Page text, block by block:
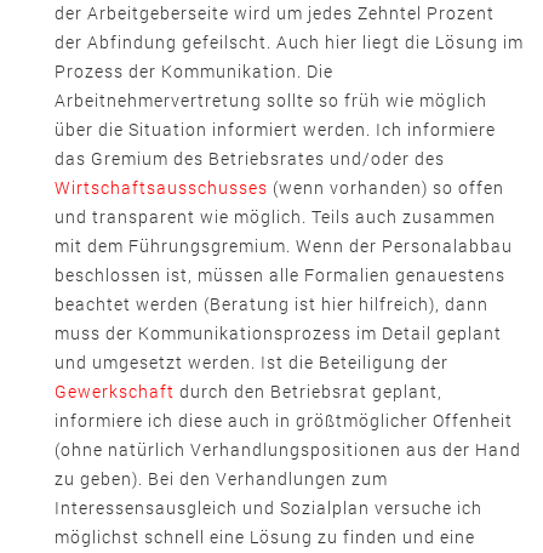
der Arbeitgeberseite wird um jedes Zehntel Prozent
der Abfindung gefeilscht. Auch hier liegt die Lösung im
Prozess der Kommunikation. Die
Arbeitnehmervertretung sollte so früh wie möglich
über die Situation informiert werden. Ich informiere
das Gremium des Betriebsrates und/oder des
Wirtschaftsausschusses (wenn vorhanden) so offen
und transparent wie möglich. Teils auch zusammen
mit dem Führungsgremium. Wenn der Personalabbau
beschlossen ist, müssen alle Formalien genauestens
beachtet werden (Beratung ist hier hilfreich), dann
muss der Kommunikationsprozess im Detail geplant
und umgesetzt werden. Ist die Beteiligung der
Gewerkschaft durch den Betriebsrat geplant,
informiere ich diese auch in größtmöglicher Offenheit
(ohne natürlich Verhandlungspositionen aus der Hand
zu geben). Bei den Verhandlungen zum
Interessensausgleich und Sozialplan versuche ich
möglichst schnell eine Lösung zu finden und eine